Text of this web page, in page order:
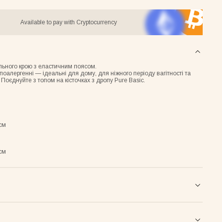
Available to pay with Cryptocurrency
крою з еластичним поясом.
— ідеальні для дому, для ніжного періоду вагітності та
з топом на кісточках з дропу Pure Basic.